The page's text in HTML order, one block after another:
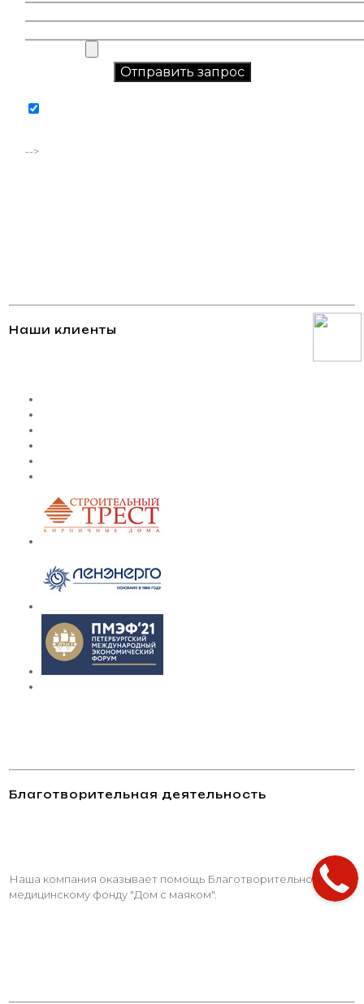
-->
Наши клиенты
Благотворительная деятельность
Наша компания оказывает помощь Благотворительному
медицинскому фонду "Дом с маяком".